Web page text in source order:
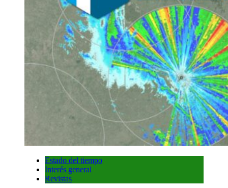
Estado del tiempo
Interés general
Revistas